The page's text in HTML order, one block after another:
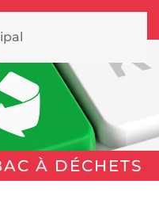
À DÉCHETS